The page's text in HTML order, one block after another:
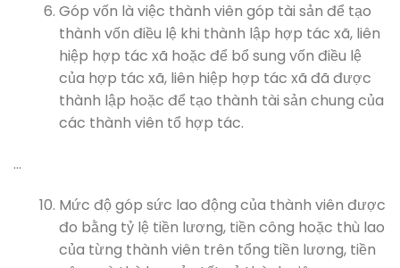
Góp vốn là việc thành viên góp tài sản để tạo
thành vốn điều lệ khi thành lập hợp tác xã, liên
hiệp hợp tác xã hoặc để bổ sung vốn điều lệ
của hợp tác xã, liên hiệp hợp tác xã đã được
thành lập hoặc để tạo thành tài sản chung của
các thành viên tổ hợp tác.
…
Mức độ góp sức lao động của thành viên được
đo bằng tỷ lệ tiền lương, tiền công hoặc thù lao
của từng thành viên trên tổng tiền lương, tiền